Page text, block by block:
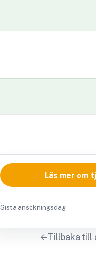
Läs mer om
Sista ansökningsdag
Tillbaka till